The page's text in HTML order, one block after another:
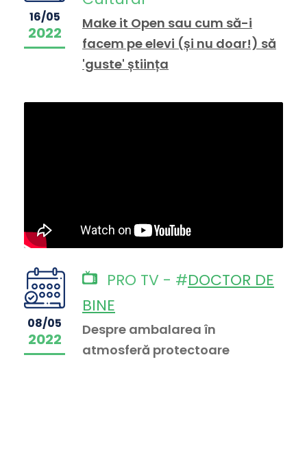
16/05
2022
Make it Open sau cum să-i
facem pe elevi (și nu doar!) să
'guste' știința
08/05
2022
PRO TV - #DOCTOR DE
BINE
Despre ambalarea în
atmosferă protectoare